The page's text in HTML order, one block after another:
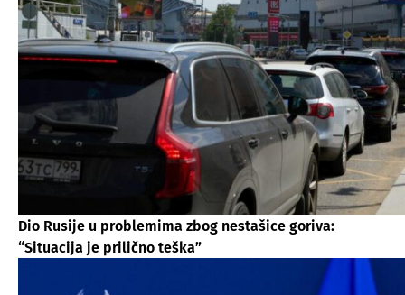
Dio Rusije u problemima zbog nestašice goriva:
“Situacija je prilično teška”